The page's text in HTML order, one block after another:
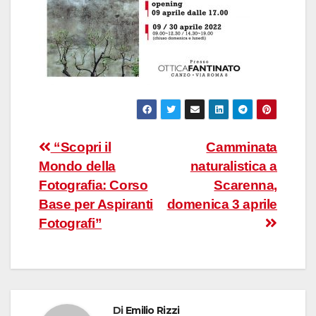
Navigazione
articoli
Camminata
naturalistica a
Scarenna,
domenica 3 aprile
“Scopri il
Mondo della
Fotografia: Corso
Base per Aspiranti
Fotografi”
Di Emilio Rizzi